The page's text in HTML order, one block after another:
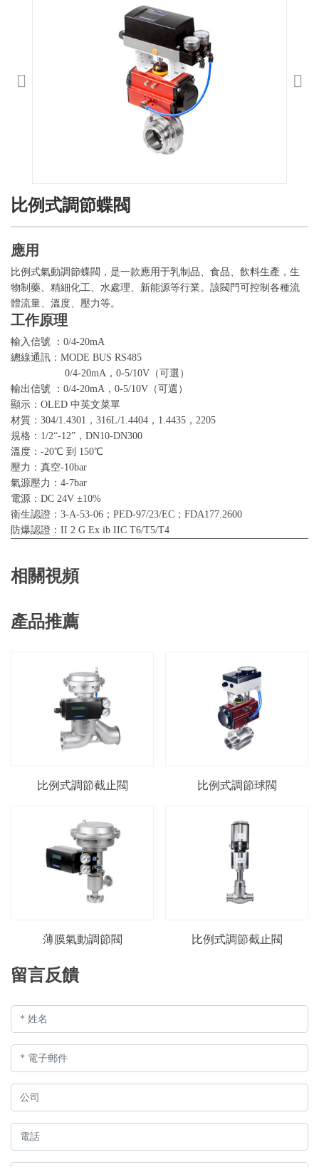
比例式調節蝶閥
應用
比例式氣動調節蝶閥 ，是一款應用于乳制品、食品、飲料生產，生
物制藥、精細化工、水處理、新能源等行業。該閥門可控制各種流
體流量、溫度、壓力等。
工作原理
輸入信號 ：0/4-20mA
總線通訊：MODE BUS RS485
0/4-20mA，0-5/10V（可選）
輸出信號 ：0/4-20mA，0-5/10V（可選）
顯示：OLED 中英文菜單
材質：304/1.4301，316L/1.4404，1.4435，2205
規格：1/2“-12”，DN10-DN300
溫度：-20℃ 到 150℃
壓力：真空-10bar
氣源壓力：4-7bar
電源：DC 24V ±10%
衛生認證：3-A-53-06；PED-97/23/EC；FDA177.2600
防爆認證：II 2 G Ex ib IIC T6/T5/T4
相關視頻
產品推薦
比例式調節截止閥 比例式調節球閥
薄膜氣動調節閥 比例式調節截止閥
留言反饋